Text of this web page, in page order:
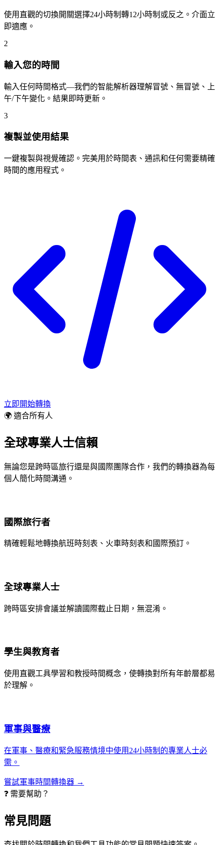
使用直觀的切換開關選擇24小時制轉12小時制或反之。介面立
即適應。
2
輸入您的時間
輸入任何時間格式—我們的智能解析器理解冒號、無冒號、上
午/下午變化。結果即時更新。
3
複製並使用結果
一鍵複製與視覺確認。完美用於時間表、通訊和任何需要精確
時間的應用程式。
立即開始轉換
🌍 適合所有人
全球專業人士信賴
無論您是跨時區旅行還是與國際團隊合作，我們的轉換器為每
個人簡化時間溝通。
國際旅行者
精確輕鬆地轉換航班時刻表、火車時刻表和國際預訂。
全球專業人士
跨時區安排會議並解讀國際截止日期，無混淆。
學生與教育者
使用直觀工具學習和教授時間概念，使轉換對所有年齡層都易
於理解。
軍事與醫療
在軍事、醫療和緊急服務情境中使用24小時制的專業人士必
需。
嘗試軍事時間轉換器 →
❓ 需要幫助？
常見問題